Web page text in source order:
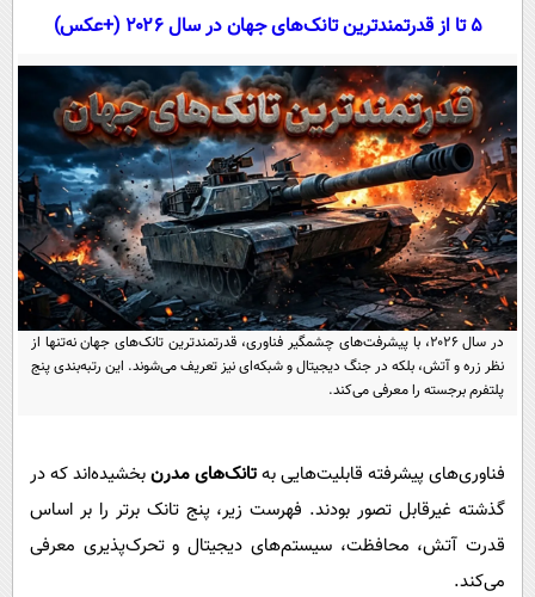
اقتصادی
حوادث
سلامت
یک برش دانایی
محیط زیست
سفر و تفریح
بین الملل
سیاست خارجی
فرهنگ و هنر
علم و دانش
فناوری و It
علمی
اخبار کریپتو
قرآن
گوناگون
سرگرمی
باشگاه مغز
فیلم
اقتصاد
سرگرمی
فناوری
گوناگون
عصر ایران 2
خواندنی ها و دیدنی ها
پیامک
روانشناسی
آشپزی
آموزش زبان
۵ تا از قدرتمندترین تانک‌های جهان در سال ۲۰۲۶ (+عکس)
در سال ۲۰۲۶، با پیشرفت‌های چشمگیر فناوری، قدرتمندترین تانک‌های جهان نه‌تنها از
نظر زره و آتش، بلکه در جنگ دیجیتال و شبکه‌ای نیز تعریف می‌شوند. این رتبه‌بندی پنج
پلتفرم برجسته را معرفی می‌کند.
فناوری‌های پیشرفته قابلیت‌هایی بهتانک‌های مدرنبخشیده‌اند که در
گذشته غیرقابل تصور بودند. فهرست زیر، پنج تانک برتر را بر اساس
قدرت آتش، محافظت، سیستم‌های دیجیتال و تحرک‌پذیری معرفی
می‌کند.